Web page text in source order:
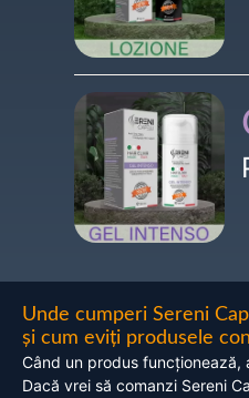
Unde cumperi Sereni
și cum eviți produsele
Când un produs funcționează,
Dacă vrei să comanzi Sereni